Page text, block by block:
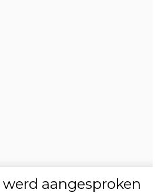
aangesproken